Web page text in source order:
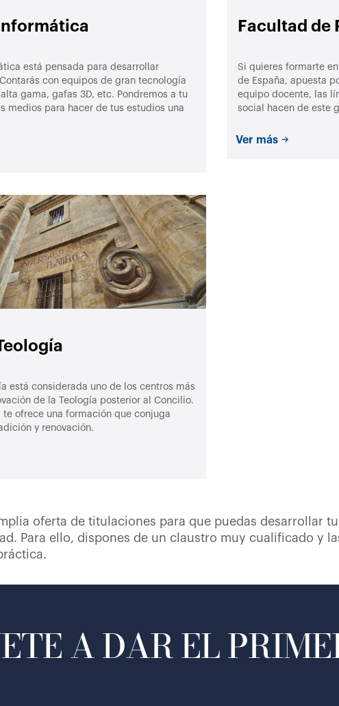
está pensada para desarrollar
con equipos de gran tecnología
gama, gafas 3D, etc. Pondremos a tu
medios para hacer de tus estudios una
Facultad de
Si quieres formarte
de España, apuesta
equipo docente, las
social hacen de este
Ver más
está considerada uno de los centros más
de la Teología posterior al Concilio.
ofrece una formación que conjuga
y renovación.
oferta de titulaciones para que puedas desarrollar
Para ello, dispones de un claustro muy cualificado y
A DAR EL